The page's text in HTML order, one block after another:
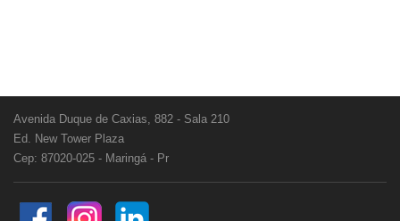
Avenida Duque de Caxias, 882 - Sala 210
Ed. New Tower Plaza
Cep: 87020-025 - Maringá - Pr